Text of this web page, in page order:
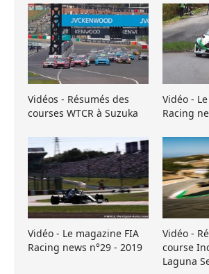
Vidéos - Résumés des
courses WTCR à Suzuka
Vidéo -
Racing
Vidéo - Le magazine FIA
Racing news n°29 - 2019
Vidéo -
course
Laguna